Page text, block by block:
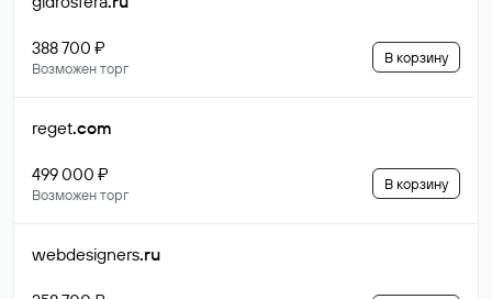
388 700 ₽
Возможен торг
В корзину
reget.com
499 000 ₽
Возможен торг
В корзину
webdesigners.ru